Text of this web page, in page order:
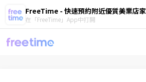
FreeTime - 快速預約附近優質美業店家
在「FreeTime」App中打開